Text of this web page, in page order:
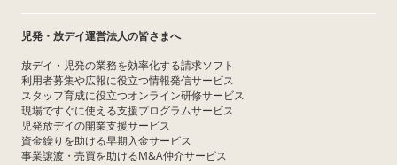
児発・放デイ運営法人の皆さまへ
放デイ・児発の業務を効率化する請求ソフト
利用者募集や広報に役立つ情報発信サービス
スタッフ育成に役立つオンライン研修サービス
現場ですぐに使える支援プログラムサービス
児発放デイの開業支援サービス
資金繰りを助ける早期入金サービス
事業譲渡・売買を助けるM&A仲介サービス